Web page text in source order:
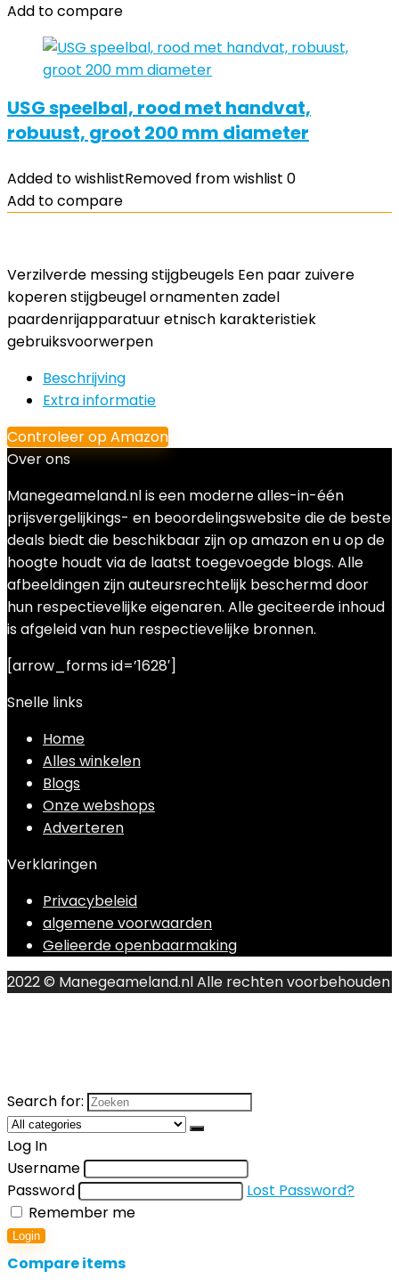
Add to compare
USG speelbal, rood met handvat,
robuust, groot 200 mm diameter
Added to wishlistRemoved from wishlist 0
Add to compare
Verzilverde messing stijgbeugels Een paar zuivere
koperen stijgbeugel ornamenten zadel
paardenrijapparatuur etnisch karakteristiek
gebruiksvoorwerpen
Beschrijving
Extra informatie
Controleer op Amazon
Over ons
Manegeameland.nl is een moderne alles-in-één
prijsvergelijkings- en beoordelingswebsite die de beste
deals biedt die beschikbaar zijn op amazon en u op de
hoogte houdt via de laatst toegevoegde blogs. Alle
afbeeldingen zijn auteursrechtelijk beschermd door
hun respectievelijke eigenaren. Alle geciteerde inhoud
is afgeleid van hun respectievelijke bronnen.
[arrow_forms id=’1628′]
Snelle links
Home
Alles winkelen
Blogs
Onze webshops
Adverteren
Verklaringen
Privacybeleid
algemene voorwaarden
Gelieerde openbaarmaking
2022 © Manegeameland.nl Alle rechten voorbehouden
Search for:
Log In
Username
Password
Lost Password?
Remember me
Login
Compare items